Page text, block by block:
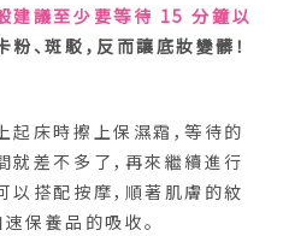
建議至少要等待 15 分鐘以
、斑駁，反而讓底妝變髒！
起床時擦上保濕霜，等待的
就差不多了，再來繼續進行
以搭配按摩，順著肌膚的紋
保養品的吸收。